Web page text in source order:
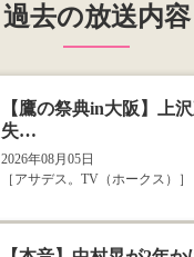
過去の放送内容
【鷹の祭典in大阪】上
失…
2026年08月05日
［アサデス。TV（ホークス）］